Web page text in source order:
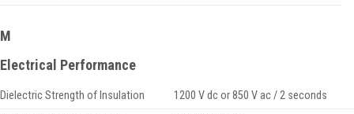
M
Electrical Performance
Dielectric Strength of Insulation
1200 V dc or 850 V ac / 2 seconds